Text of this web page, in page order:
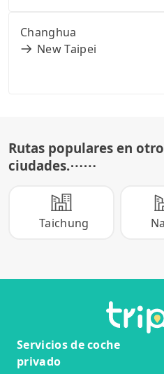
Changhua
New Taipei
Rutas populares en
ciudades.⋯⋯
Taichung
Servicios de coche
privado